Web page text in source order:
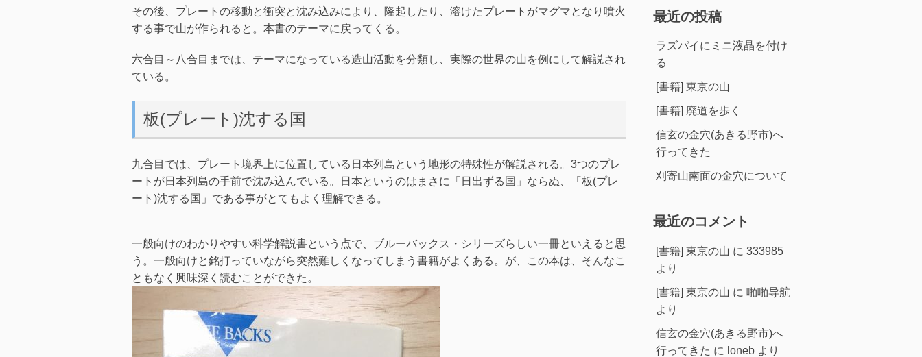
その後、プレートの移動と衝突と沈み込みにより、隆起したり、溶けたプレートがマグマとなり噴火
する事で山が作られると。本書のテーマに戻ってくる。
六合目～八合目までは、テーマになっている造山活動を分類し、実際の世界の山を例にして解説され
ている。
板(プレート)沈する国
九合目では、プレート境界上に位置している日本列島という地形の特殊性が解説される。3つのプレ
ートが日本列島の手前で沈み込んでいる。日本というのはまさに「日出ずる国」ならぬ、「板(プレ
ート)沈する国」である事がとてもよく理解できる。
一般向けのわかりやすい科学解説書という点で、ブルーバックス・シリーズらしい一冊といえると思
う。一般向けと銘打っていながら突然難しくなってしまう書籍がよくある。が、この本は、そんなこ
ともなく興味深く読むことができた。
最近の投稿
ラズパイにミニ液晶を付け
る
[書籍] 東京の山
[書籍] 廃道を歩く
信玄の金穴(あきる野市)へ
行ってきた
刈寄山南面の金穴について
最近のコメント
[書籍] 東京の山 に 333985
より
[書籍] 東京の山 に 啪啪导航
より
信玄の金穴(あきる野市)へ
行ってきた に loneb より